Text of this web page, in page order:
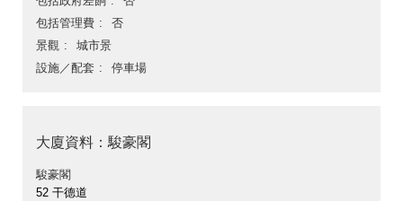
包括管理費
否
景觀
城市景
設施／配套
停車場
大廈資料：駿豪閣
駿豪閣
52 干德道